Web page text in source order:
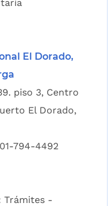
El Dorado,
piso 3, Centro
El Dorado,
794-4492
Trámites -